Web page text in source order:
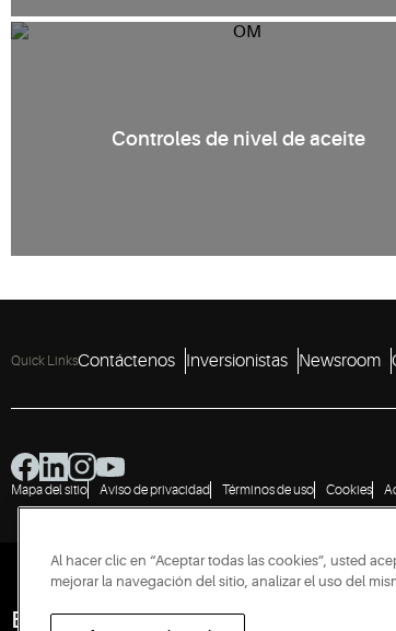
Controles de nivel de aceite
Quick LinksContáctenos Inversionistas Newsroom
Mapa del sitio Aviso de privacidad Términos de uso Cookies
Engineered for Sustainability
Al hacer clic en “Aceptar todas las cookies”, usted
mejorar la navegación del sitio, analizar el uso del